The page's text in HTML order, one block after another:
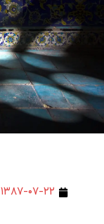
۱۳۸۷-۰۷-۲۲